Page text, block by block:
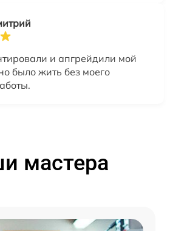
и апгрейдили мой
было жить без моего
мастера